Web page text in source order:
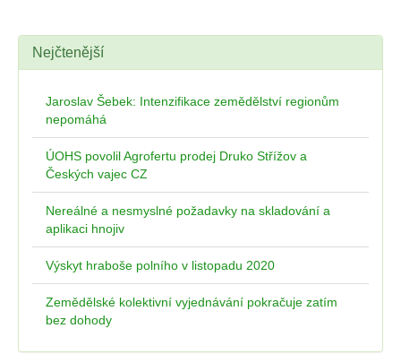
Nejčtenější
Jaroslav Šebek: Intenzifikace zemědělství regionům
nepomáhá
ÚOHS povolil Agrofertu prodej Druko Střížov a
Českých vajec CZ
Nereálné a nesmyslné požadavky na skladování a
aplikaci hnojiv
Výskyt hraboše polního v listopadu 2020
Zemědělské kolektivní vyjednávání pokračuje zatím
bez dohody